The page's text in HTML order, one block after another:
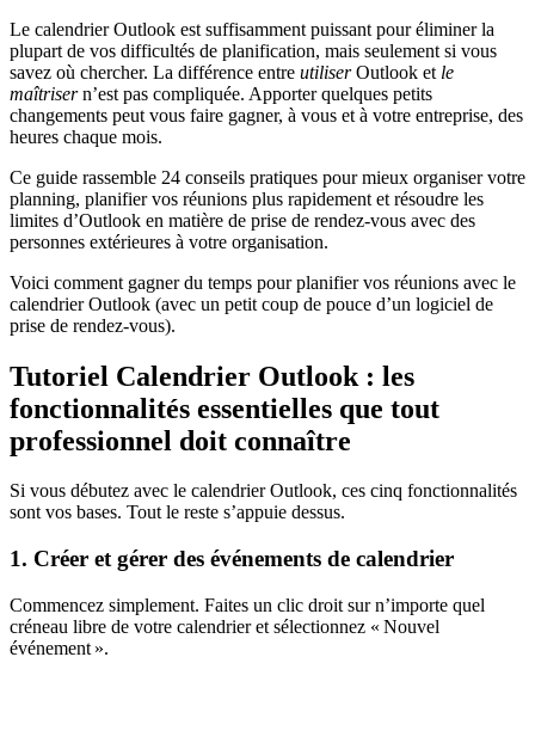
Le calendrier Outlook est suffisamment puissant pour éliminer la
plupart de vos difficultés de planification, mais seulement si vous
savez où chercher. La différence entre utiliserOutlook et le
maîtrisern’est pas compliquée. Apporter quelques petits
changements peut vous faire gagner, à vous et à votre entreprise, des
heures chaque mois.
Ce guide rassemble 24 conseils pratiques pour mieux organiser votre
planning, planifier vos réunions plus rapidement et résoudre les
limites d’Outlook en matière de prise de rendez-vous avec des
personnes extérieures à votre organisation.
Voici comment gagner du temps pour planifier vos réunions avec le
calendrier Outlook (avec un petit coup de pouce d’un logiciel de
prise de rendez-vous).
Tutoriel Calendrier Outlook : les
fonctionnalités essentielles que tout
professionnel doit connaître
Si vous débutez avec le calendrier Outlook, ces cinq fonctionnalités
sont vos bases. Tout le reste s’appuie dessus.
1. Créer et gérer des événements de calendrier
Commencez simplement. Faites un clic droit sur n’importe quel
créneau libre de votre calendrier et sélectionnez « Nouvel
événement ».